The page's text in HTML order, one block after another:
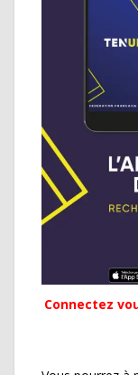
Connectez